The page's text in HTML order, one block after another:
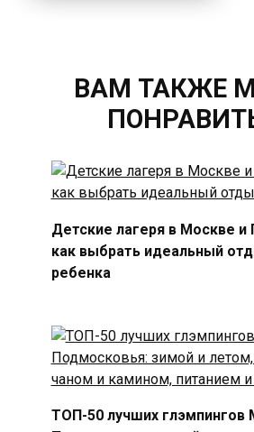
ВАМ ТАКЖЕ
Детские лагеря в Москве
как выбрать идеальный
ребенка
ТОП-50 лучших глэмпингов